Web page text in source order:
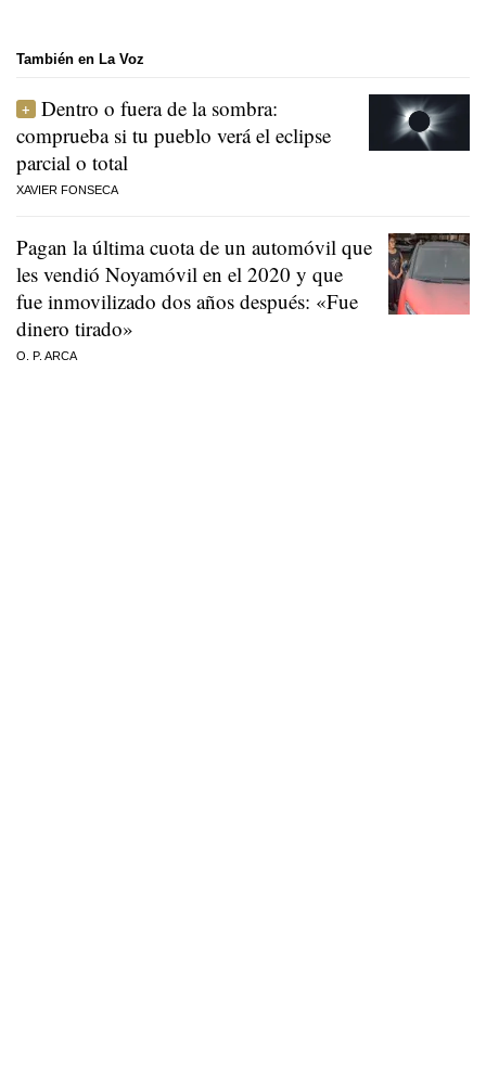
También en La Voz
Dentro o fuera de la sombra:
comprueba si tu pueblo verá el eclipse
parcial o total
XAVIER FONSECA
Pagan la última cuota de un automóvil que
les vendió Noyamóvil en el 2020 y que
fue inmovilizado dos años después: «Fue
dinero tirado»
O. P. ARCA